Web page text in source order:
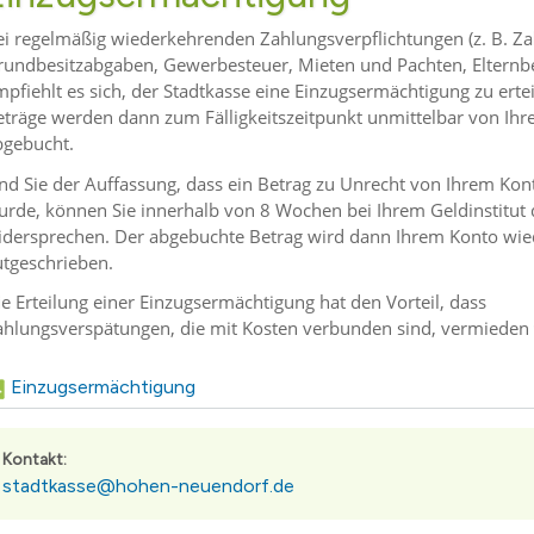
für öffentliche Räume
Neuendorf
SVV und Ausschüsse - Liveübertragung und
Bundestagswahl 2025
Wahl des Rates für Sorben/Wenden 2024
Kommunalwahlen und Europawahl 2024
Bürgermeisterwahl 2023
Landratswahl 2021
Bundestagswahl 2021
Landtagswahlen 2019
Hohen Neuendorf Podcast.
Publikationen
Allgemeine Bekanntmachungen
Archiv
Haushalt und Jahresabschluss
Wichtige Telefon- und Notrufnummern
GEOPortal
Geoportal Direkt
Geodaten/-dienste
Standesamt
Abfallentsorgung
Maerker Online
Kinder- & Jugendbeteiligung
Spielplätze
Musikschule Hohen Neuendorf
(Schul)Sozialarbeit
Behindertenbeauftragte
Seniorenbeirat
Seniorenlotse
Karte
regelmäßig wiederkehrenden Zahlungsverpflichtungen (z. B.
Gewerbesteuer, Mieten und Pachten,
es sich, der Stadtkasse eine Einzugsermächtigung zu
werden dann zum Fälligkeitszeitpunkt unmittelbar von
Sie der Auffassung, dass ein Betrag zu Unrecht von Ihrem
können Sie innerhalb von 8 Wochen bei Ihrem Geldinstitut
Der abgebuchte Betrag wird dann Ihrem Konto
Erteilung einer Einzugsermächtigung hat den Vorteil, dass
die mit Kosten verbunden sind, vermieden
Einzugsermächtigung
Kontakt:
stadtkasse@hohen-neuendorf.de